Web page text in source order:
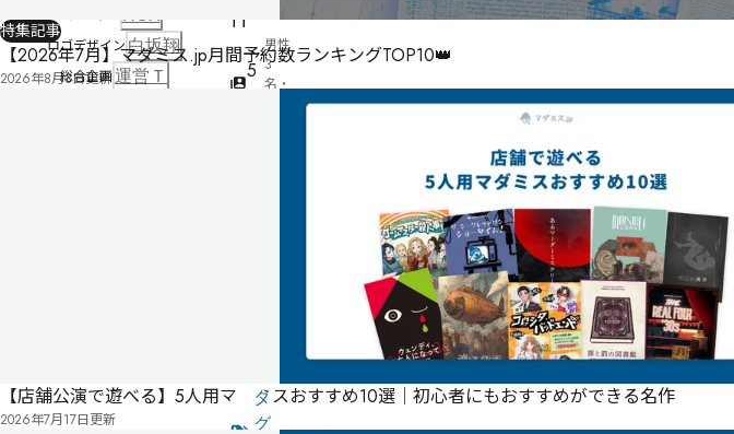
件
5
男性
3
名・
ペ
ー
に
な
タ
グ
シナリオ HOX
ロゴデザイン白坂翔
総合企画運営Ｔ
特集記事
【2026年7月】マダミス.jp月間予約数ランキングTOP10👑
2026年8月3日更新
【店舗公演で遊べる】5人用マダミスおすすめ10選｜初心者にもおすすめができる名作
2026年7月17日更新